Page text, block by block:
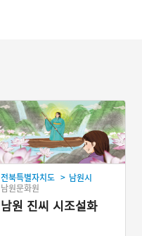
전북특별자치도 > 남원시
남원문화원
남원 진씨 시조설화